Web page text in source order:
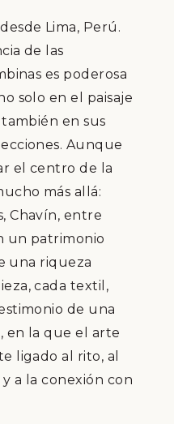
Lima, Perú.
de las
es poderosa
solo en el paisaje
en sus
Aunque
el centro de la
más allá:
Chavín, entre
un patrimonio
una riqueza
cada textil,
de una
en la que el arte
ligado al rito, al
a la conexión con